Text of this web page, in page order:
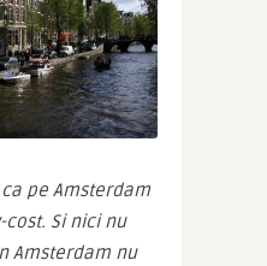
pe Amsterdam
Si nici nu
Amsterdam nu